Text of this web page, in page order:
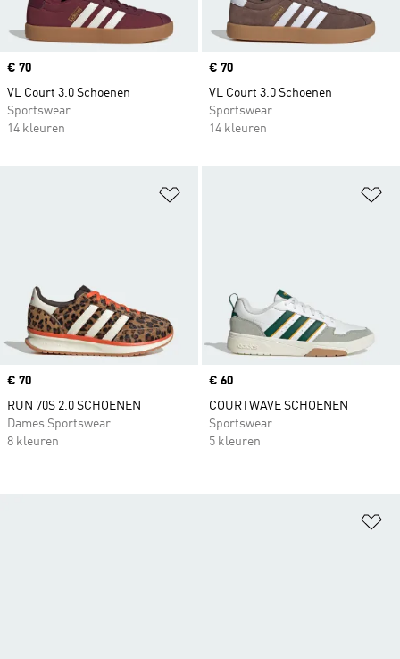
Price
€ 70
VL Court 3.0 Schoenen
Sportswear
14 kleuren
Price
€ 70
VL Court 3.0 Schoenen
Sportswear
14 kleuren
Price
€ 70
RUN 70S 2.0 SCHOENEN
Dames Sportswear
8 kleuren
Price
€ 60
COURTWAVE SCHOENEN
Sportswear
5 kleuren